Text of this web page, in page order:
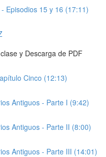
Episodios 15 y 16 (17:11)
y Descarga de PDF
Cinco (12:13)
Antiguos - Parte I (9:42)
Antiguos - Parte II (8:00)
Antiguos - Parte III (14:01)